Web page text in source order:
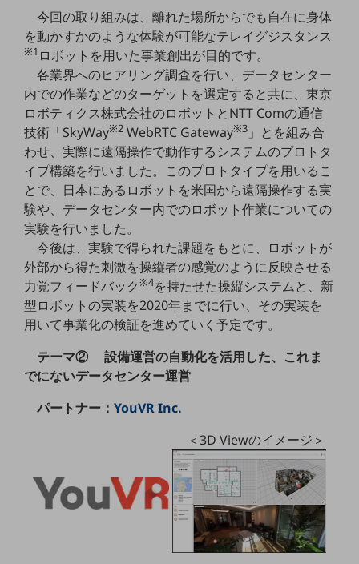
マーケティング
業務効率化
災害対策
職場環境整備
地域共創・地方創生
セキュリティ対策
遠隔監視
顧客体験（CX）改善
自動化・省電化
人材不足解消
業種・業態で探す
業種・業態で探すTOP
一次産業
モビリティ
今回の取り組みは、離れた場所からでも自在に身体
を動かすかのような体験が可能なテレイグジスタンス
※1 ロボットを用いた事業創出が目的です。
各業界へのヒアリング調査を行い、データセンター
内での作業などのターゲットを選定すると共に、東京
ロボティクス株式会社のロボットとNTT Comの通信
技術「SkyWay※2 WebRTC Gateway※3 」とを組み合
わせ、実際に遠隔操作で動作するシステムのプロトタ
イプ構築を行いました。このプロトタイプを用いるこ
とで、日本にあるロボットを米国から遠隔操作する実
験や、データセンター内でのロボット作業についての
実験を行いました。
今後は、実験で得られた課題をもとに、ロボットが
外部から得た刺激を操縦者の感覚のように反映させる
力覚フィードバック※4を持たせた操縦システムと、新
型ロボットの実装を2020年までに行い、その実装を
用いて事業化の検証を進めていく予定です。
テーマ② 設備運営の自動化を活用した、これま
でにないデータセンター運営
パートナー：YouVR Inc.
＜3D Viewのイメージ＞